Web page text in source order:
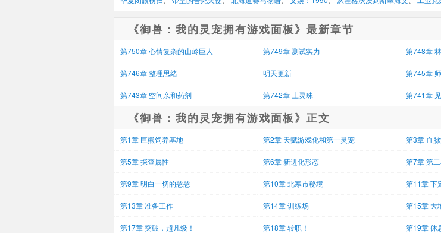
《御兽：我的灵宠拥有游戏面板》最新章节
第750章 心情复杂的山岭巨人 第749章 测试实力 第748章
第746章 整理思绪 明天更新 第745章
第743章 空间亲和药剂 第742章 土灵珠 第741章
《御兽：我的灵宠拥有游戏面板》正文
第1章 巨熊饲养基地 第2章 天赋游戏化和第一灵宠 第3章 血
第5章 探查属性 第6章 新进化形态 第7章 第
第9章 明白一切的憨憨 第10章 北寒市秘境 第11章 下
第13章 准备工作 第14章 训练场 第15章 大
第17章 突破，超凡级！ 第18章 转职！ 第19章 休